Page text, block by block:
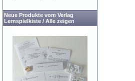
Neue Produkte vom Verlag
Lernspielkiste / Alle zeigen